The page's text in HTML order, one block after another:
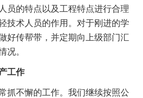
员的特点以及工程特点进行合理
技术人员的作用。对于刚进的学
好传帮带，并定期向上级部门汇
况。
工作
不懈的工作。我们继续按照公